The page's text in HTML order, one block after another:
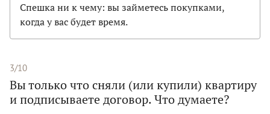
Спешка ни к чему: вы займетесь покупками,
когда у вас будет время.
3/10
Вы только что сняли (или купили) квартиру
и подписываете договор. Что думаете?